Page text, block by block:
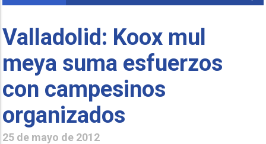
Valladolid: Koox mul
meya suma esfuerzos
con campesinos
organizados
25 de mayo de 2012